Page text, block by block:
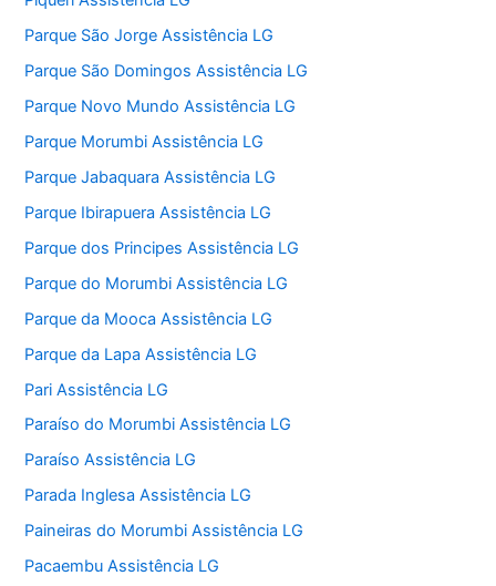
Parque São Jorge Assistência LG
Parque São Domingos Assistência LG
Parque Novo Mundo Assistência LG
Parque Morumbi Assistência LG
Parque Jabaquara Assistência LG
Parque Ibirapuera Assistência LG
Parque dos Principes Assistência LG
Parque do Morumbi Assistência LG
Parque da Mooca Assistência LG
Parque da Lapa Assistência LG
Pari Assistência LG
Paraíso do Morumbi Assistência LG
Paraíso Assistência LG
Parada Inglesa Assistência LG
Paineiras do Morumbi Assistência LG
Pacaembu Assistência LG